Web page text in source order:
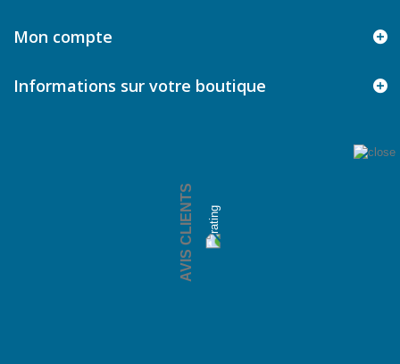
Mon compte
Informations sur votre boutique
AVIS CLIENTS